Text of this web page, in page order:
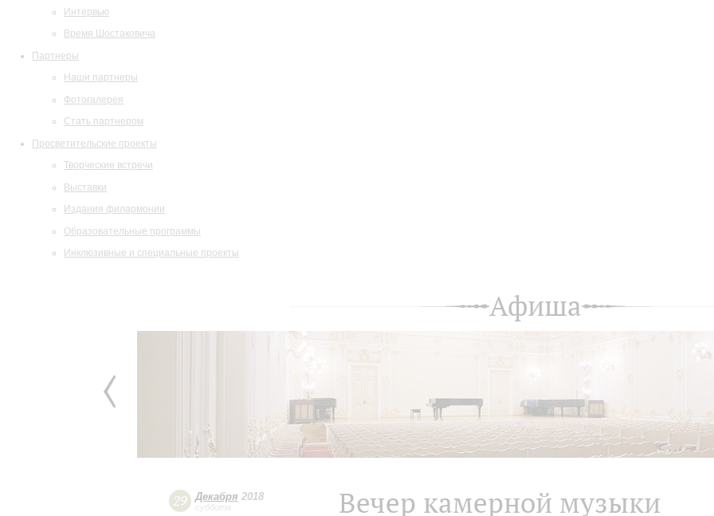
Интервью
Время Шостаковича
Партнеры
Наши партнеры
Фотогалерея
Стать партнером
Просветительские проекты
Творческие встречи
Выставки
Издания филармонии
Образовательные программы
Инклюзивные и специальные проекты
Афиша
29 Декабря 2018
суббота Вечер камерной музыки